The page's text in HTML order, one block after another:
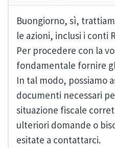
Buongiorno, sì,
le azioni, inclusi i conti
Per procedere con la
fondamentale fornire
In tal modo, possiamo
documenti necessari
situazione fiscale
ulteriori domande o
esitate a contattarci.